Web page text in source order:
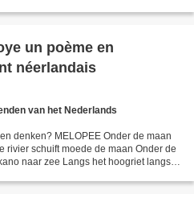
un poème en
néerlandais
van het Nederlands
denken? MELOPEE Onder de maan
rivier schuift moede de maan Onder de
naar zee Langs het hoogriet langs